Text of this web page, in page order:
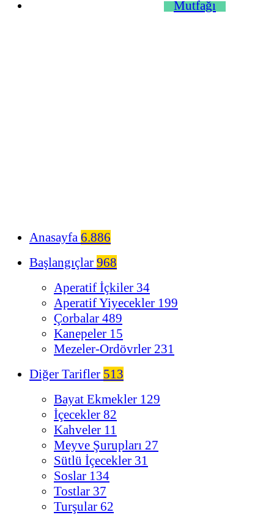
Anasayfa 6.886
Başlangıçlar 968
Aperatif İçkiler 34
Aperatif Yiyecekler 199
Çorbalar 489
Kanepeler 15
Mezeler-Ordövrler 231
Diğer Tarifler 513
Bayat Ekmekler 129
İçecekler 82
Kahveler 11
Meyve Şurupları 27
Sütlü İçecekler 31
Soslar 134
Tostlar 37
Turşular 62